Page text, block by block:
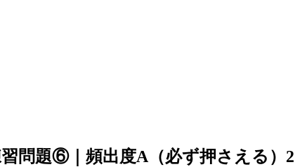
習問題⑥｜頻出度A（必ず押さえる）